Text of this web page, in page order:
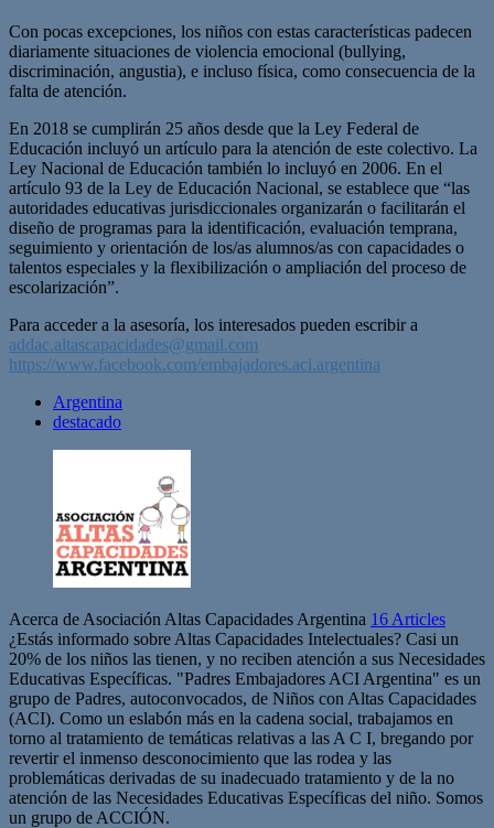
Con pocas excepciones, los niños con estas características padecen
diariamente situaciones de violencia emocional (bullying,
discriminación, angustia), e incluso física, como consecuencia de la
falta de atención.
En 2018 se cumplirán 25 años desde que la Ley Federal de
Educación incluyó un artículo para la atención de este colectivo. La
Ley Nacional de Educación también lo incluyó en 2006. En el
artículo 93 de la Ley de Educación Nacional, se establece que “las
autoridades educativas jurisdiccionales organizarán o facilitarán el
diseño de programas para la identificación, evaluación temprana,
seguimiento y orientación de los/as alumnos/as con capacidades o
talentos especiales y la flexibilización o ampliación del proceso de
escolarización”.
Para acceder a la asesoría, los interesados pueden escribir a
addac.altascapacidades@gmail.com
https://www.facebook.com/embajadores.aci.argentina
Argentina
destacado
Acerca de Asociación Altas Capacidades Argentina 16 Articles
¿Estás informado sobre Altas Capacidades Intelectuales? Casi un
20% de los niños las tienen, y no reciben atención a sus Necesidades
Educativas Específicas. "Padres Embajadores ACI Argentina" es un
grupo de Padres, autoconvocados, de Niños con Altas Capacidades
(ACI). Como un eslabón más en la cadena social, trabajamos en
torno al tratamiento de temáticas relativas a las A C I, bregando por
revertir el inmenso desconocimiento que las rodea y las
problemáticas derivadas de su inadecuado tratamiento y de la no
atención de las Necesidades Educativas Específicas del niño. Somos
un grupo de ACCIÓN.